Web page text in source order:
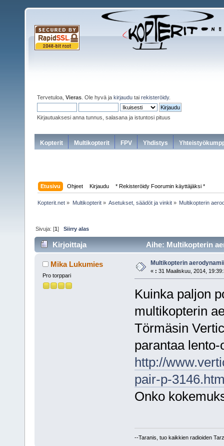
Tervetuloa, Vieras . Ole hyvä ja kirjaudu tai rekisteröidy.
Kirjautuaksesi anna tunnus, salasana ja istuntosi pituus
Kopterit Multikopterit FPV Yhdistys
Etusivu Ohjeet Kirjaudu * Rekisteröidy Foorumin käyttäjäksi *
Kopterit.net » Multikopterit» Asetukset, säädöt ja vinkit» Multikopterin
Sivuja: [1]Siirry alas
Kirjoittaja Aihe: Multikopterin
Mika Lukumies
Pro torppari
Multikopterin
« : 31 Maaliskuu, 2014,
Kuinka paljon
multikopterin
Törmäsin
parantaa
http://
pair-p-
Onko
--Taranis, tuo kaikkien radioiden